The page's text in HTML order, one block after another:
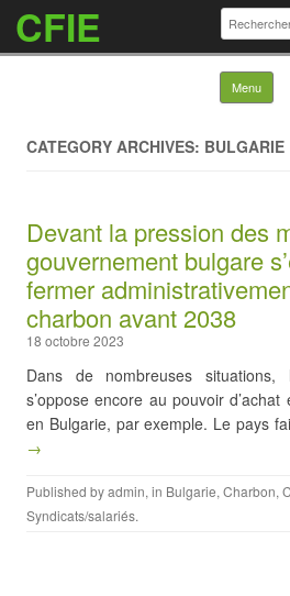
CFIE
Menu
CATEGORY ARCHIVES: BULGARIE
Devant la pression des
gouvernement bulgare
fermer
charbon avant 2038
18 octobre 2023
Dans de nombreuses situations,
s’oppose encore au pouvoir d’achat
en Bulgarie, par exemple. Le pays
→
Published byadmin, in Bulgarie, Charbon,
Syndicats/salariés.